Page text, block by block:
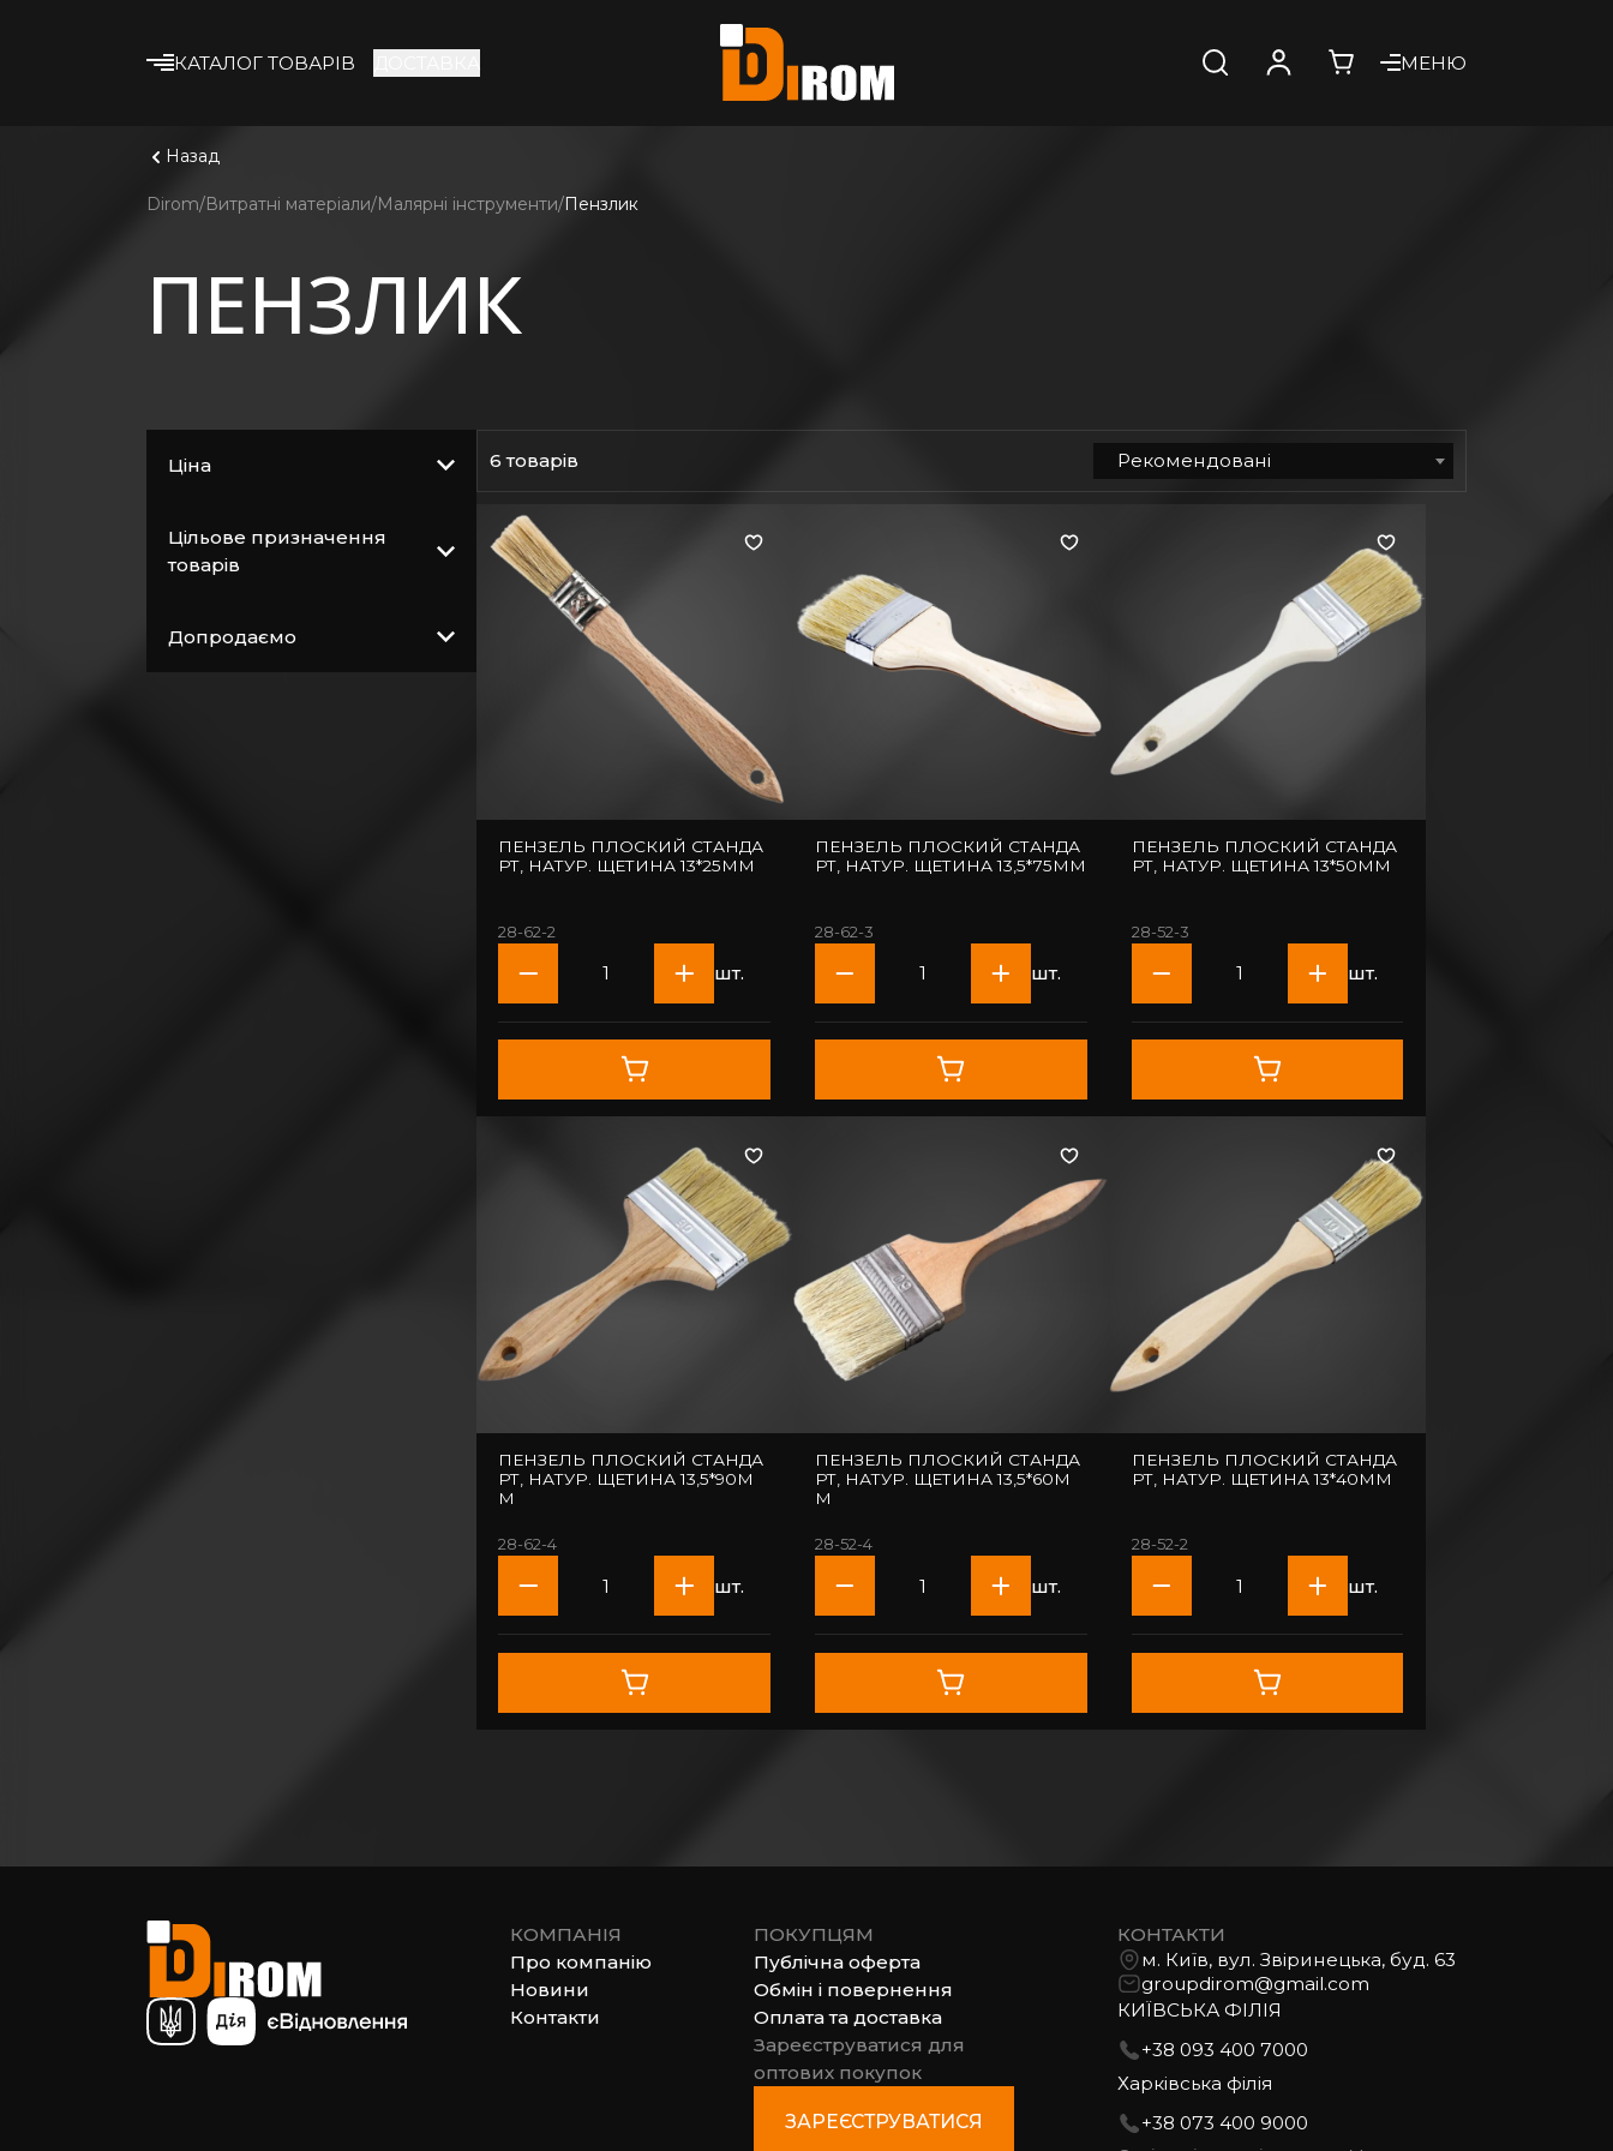
КАТАЛОГ ТОВАРІВ МЕНЮ
комплектуючі
Утеплювач
матеріали
Витратні матеріали
Назад
Dirom Витратні матеріали Малярні інструменти Пензлик
ПЕНЗЛИК
Ціна
Цільове призначення
товарів
Допродаємо
6 товарів Рекомендовані
ПЕНЗЕЛЬ ПЛОСКИЙ СТАНДА
РТ, НАТУР. ЩЕТИНА 13*25ММ
28-62-2
шт.
ПЕНЗЕЛЬ ПЛОСКИЙ СТАНДА
РТ, НАТУР. ЩЕТИНА 13,5*75ММ
28-62-3
шт.
ПЕНЗЕЛЬ ПЛОСКИЙ СТАНДА
РТ, НАТУР. ЩЕТИНА 13*50ММ
28-52-3
шт.
ПЕНЗЕЛЬ ПЛОСКИЙ СТАНДА
РТ, НАТУР. ЩЕТИНА 13,5*90М
М
28-62-4
шт.
ПЕНЗЕЛЬ ПЛОСКИЙ СТАНДА
РТ, НАТУР. ЩЕТИНА 13,5*60М
М
28-52-4
шт.
ПЕНЗЕЛЬ ПЛОСКИЙ СТАНДА
РТ, НАТУР. ЩЕТИНА 13*40ММ
28-52-2
шт.
КОМПАНІЯ
Про компанію
Новини
Контакти
ПОКУПЦЯМ
Публічна оферта
Обмін і повернення
Оплата та доставка
Зареєструватися для
оптових покупок
ЗАРЕЄСТРУВАТИСЯ
КОНТАКТИ
м. Київ, вул. Звіринецька, буд. 63
groupdirom@gmail.com
КИЇВСЬКА ФІЛІЯ
+38 093 400 7000
Харківська філія
+38 073 400 9000